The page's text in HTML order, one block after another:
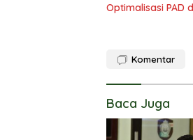
Optimalisasi PAD
Komentar
Baca Juga